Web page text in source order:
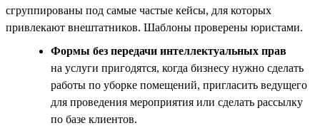
сгруппированы под самые частые кейсы, для которых
привлекают внештатников. Шаблоны проверены юристами.
Формы без передачи интеллектуальных прав
на услуги пригодятся, когда бизнесу нужно сделать
работы по уборке помещений, пригласить ведущего
для проведения мероприятия или сделать рассылку
по базе клиентов.